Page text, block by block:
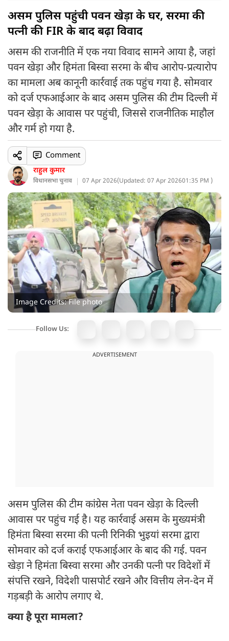
असम पुलिस पहुंची पवन खेड़ा के घर, सरमा की
पत्नी की FIR के बाद बढ़ा विवाद
असम की राजनीति में एक नया विवाद सामने आया है, जहां
पवन खेड़ा और हिमंता बिस्वा सरमा के बीच आरोप-प्रत्यारोप
का मामला अब कानूनी कार्रवाई तक पहुंच गया है. सोमवार
को दर्ज एफआईआर के बाद असम पुलिस की टीम दिल्ली में
पवन खेड़ा के आवास पर पहुंची, जिससे राजनीतिक माहौल
और गर्म हो गया है.
राहुल कुमार
विधानसभा चुनाव 07 Apr 2026(Updated: 07 Apr 202601:35 PM )
Comment
Image Credits: File photo
Follow Us:
ADVERTISEMENT
असम पुलिस की टीम कांग्रेस नेता पवन खेड़ा के दिल्ली
आवास पर पहुंच गई है। यह कार्रवाई असम के मुख्यमंत्री
हिमंता बिस्वा सरमा की पत्नी रिनिकी भुइयां सरमा द्वारा
सोमवार को दर्ज कराई एफआईआर के बाद की गई. पवन
खेड़ा ने हिमंता बिस्वा सरमा और उनकी पत्नी पर विदेशों में
संपत्ति रखने, विदेशी पासपोर्ट रखने और वित्तीय लेन-देन में
गड़बड़ी के आरोप लगाए थे.
क्या है पूरा मामला?